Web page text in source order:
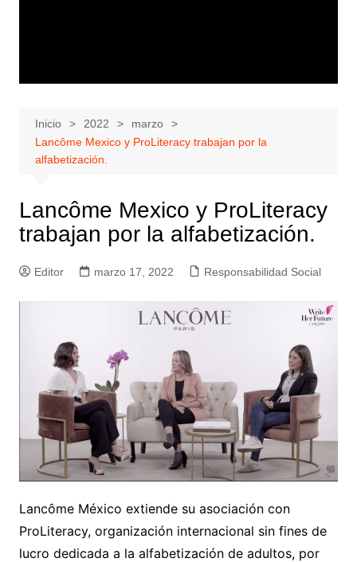
Inicio 2022
marzo
Lancôme Mexico y ProLiteracy trabajan por la
alfabetización.
Lancôme Mexico y ProLiteracy
trabajan por la alfabetización.
Editor marzo 17, 2022 Responsabilidad Social
Lancôme México extiende su asociación con
ProLiteracy, organización internacional sin fines de
lucro dedicada a la alfabetización de adultos, por